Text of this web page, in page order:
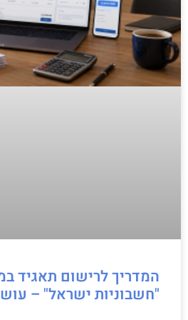
המדריך לרישום תאגיד
"חשבוניות ישראל" –